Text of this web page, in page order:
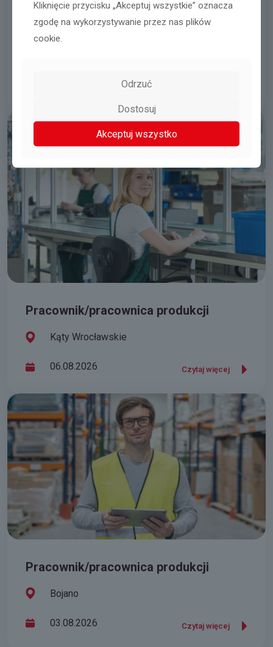
Pracownik/pracownica magazynu
Pracownik/pracownica produkcji
Kąty Wrocławskie
06.08.2026 Czytaj więcej
Pracownik/pracownica produkcji
Bojano
03.08.2026 Czytaj więcej
Kliknięcie przycisku „Akceptuj wszystkie” oznacza
zgodę na wykorzystywanie przez nas plików
cookie.
Odrzuć
Dostosuj
Akceptuj wszystko